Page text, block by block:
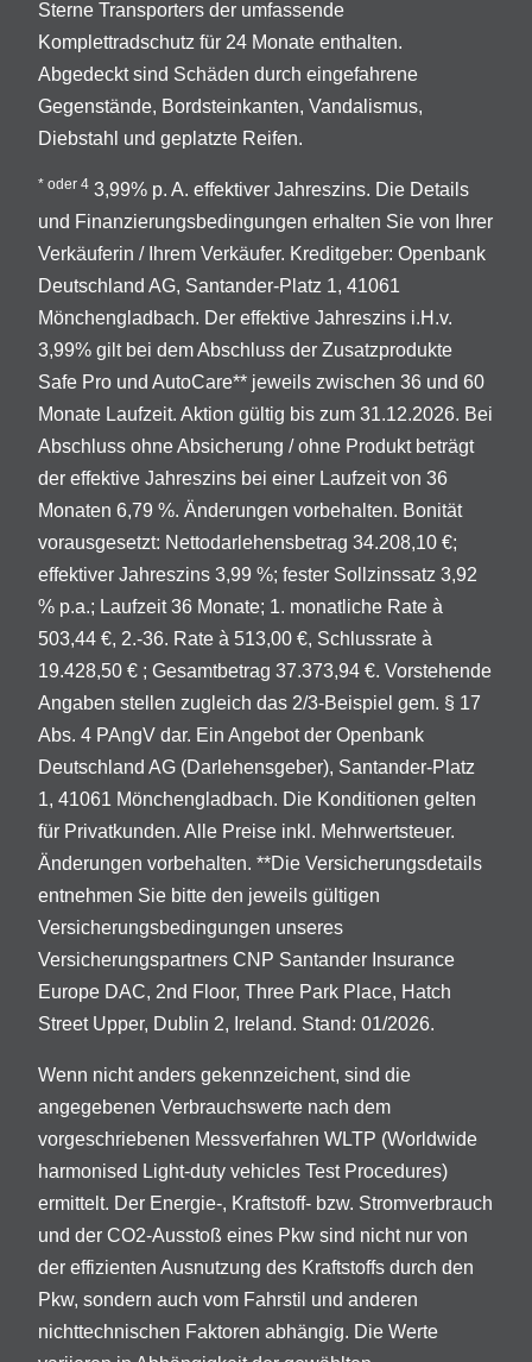
Sterne Transporters der umfassende
Komplettradschutz für 24 Monate enthalten.
Abgedeckt sind Schäden durch eingefahrene
Gegenstände, Bordsteinkanten, Vandalismus,
Diebstahl und geplatzte Reifen.
* oder 4 3,99% p. A. effektiver Jahreszins. Die Details
und Finanzierungsbedingungen erhalten Sie von Ihrer
Verkäuferin / Ihrem Verkäufer. Kreditgeber: Openbank
Deutschland AG, Santander-Platz 1, 41061
Mönchengladbach. Der effektive Jahreszins i.H.v.
3,99% gilt bei dem Abschluss der Zusatzprodukte
Safe Pro und AutoCare** jeweils zwischen 36 und 60
Monate Laufzeit. Aktion gültig bis zum 31.12.2026. Bei
Abschluss ohne Absicherung / ohne Produkt beträgt
der effektive Jahreszins bei einer Laufzeit von 36
Monaten 6,79 %. Änderungen vorbehalten. Bonität
vorausgesetzt: Nettodarlehensbetrag 34.208,10 €;
effektiver Jahreszins 3,99 %; fester Sollzinssatz 3,92
% p.a.; Laufzeit 36 Monate; 1. monatliche Rate à
503,44 €, 2.-36. Rate à 513,00 €, Schlussrate à
19.428,50 € ; Gesamtbetrag 37.373,94 €. Vorstehende
Angaben stellen zugleich das 2/3-Beispiel gem. § 17
Abs. 4 PAngV dar. Ein Angebot der Openbank
Deutschland AG (Darlehensgeber), Santander-Platz
1, 41061 Mönchengladbach. Die Konditionen gelten
für Privatkunden. Alle Preise inkl. Mehrwertsteuer.
Änderungen vorbehalten. **Die Versicherungsdetails
entnehmen Sie bitte den jeweils gültigen
Versicherungsbedingungen unseres
Versicherungspartners CNP Santander Insurance
Europe DAC, 2nd Floor, Three Park Place, Hatch
Street Upper, Dublin 2, Ireland. Stand: 01/2026.
Wenn nicht anders gekennzeichent, sind die
angegebenen Verbrauchswerte nach dem
vorgeschriebenen Messverfahren WLTP (Worldwide
harmonised Light-duty vehicles Test Procedures)
ermittelt. Der Energie-, Kraftstoff- bzw. Stromverbrauch
und der CO2-Ausstoß eines Pkw sind nicht nur von
der effizienten Ausnutzung des Kraftstoffs durch den
Pkw, sondern auch vom Fahrstil und anderen
nichttechnischen Faktoren abhängig. Die Werte